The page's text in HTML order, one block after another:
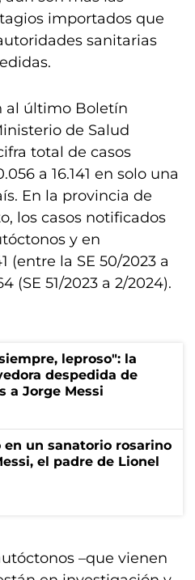
importados que
sanitarias
al último Boletín
de Salud
total de casos
a 16.141 en solo una
En la provincia de
los casos notificados
y en
(entre la SE 50/2023 a
(SE 51/2023 a 2/2024).
leproso": la
despedida de
a Jorge Messi
en un sanatorio rosarino
el padre de Lionel
–que vienen